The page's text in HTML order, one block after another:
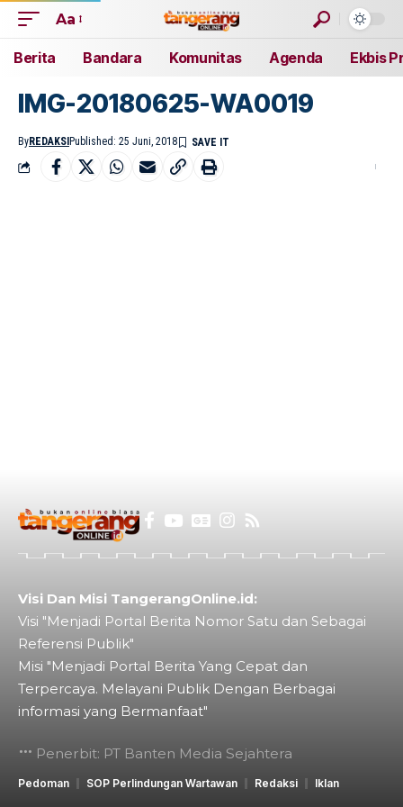
Aa
Berita Bandara Komunitas Agenda Ekbis
IMG-20180625-WA0019
ByREDAKSI Published: 25 Juni, 2018
Visi Dan Misi TangerangOnline.id:
Visi "Menjadi Portal Berita Nomor Satu dan Sebagai
Referensi Publik"
Misi "Menjadi Portal Berita Yang Cepat dan
Terpercaya. Melayani Publik Dengan Berbagai
informasi yang Bermanfaat"
Penerbit: PT Banten Media Sejahtera
Pedoman SOP Perlindungan Wartawan Redaksi Iklan